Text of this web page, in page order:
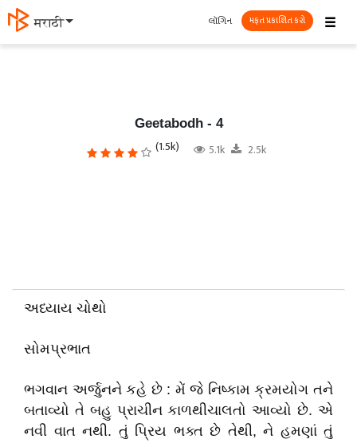
தமிழ் ☰
લૉગિન મફત પ્રકાશિત કરો
Geetabodh - 4
(1.5k) 5.1k 2.5k
અધ્યાય ચોથો
સોમપ્રભાત
ભગવાન અર્જુનને કહે છે : મેં જે નિષ્કામ ક્રમયોગ તને
બતાવ્યો તે બહુ પ્રાચીન કાળથીચાલતો આવ્યો છે. એ
નવી વાત નથી. તું પ્રિય ભક્ત છે તેથી, ને હમણાં તું